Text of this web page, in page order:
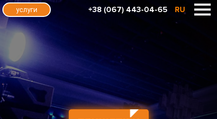
+38 (067) 443-04-65 RU
услуги